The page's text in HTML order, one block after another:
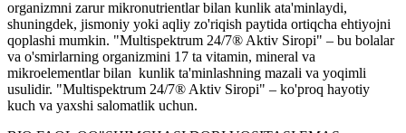
organizmni zarur mikronutrientlar bilan kunlik ata'minlaydi,
shuningdek, jismoniy yoki aqliy zo'riqish paytida ortiqcha ehtiyojni
qoplashi mumkin. "Multispektrum 24/7® Aktiv Siropi" – bu bolalar
va o'smirlarning organizmini 17 ta vitamin, mineral va
mikroelementlar bilan kunlik ta'minlashning mazali va yoqimli
usulidir. "Multispektrum 24/7® Aktiv Siropi" – ko'proq hayotiy
kuch va yaxshi salomatlik uchun.